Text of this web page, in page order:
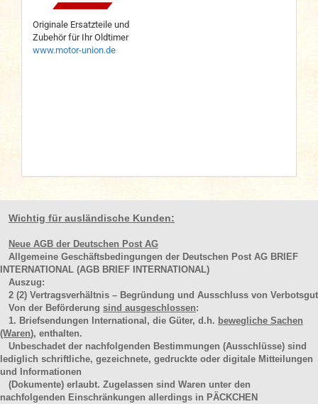
Originale Ersatzteile und
Zubehör für Ihr Oldtimer
www.motor-union.de
Wichtig für ausländische Kunden:
Neue AGB der Deutschen Post AG
Allgemeine Geschäftsbedingungen der Deutschen Post AG BRIEF
INTERNATIONAL (AGB BRIEF INTERNATIONAL)
Auszug:
2 (2) Vertragsverhältnis – Begründung und Ausschluss von Verbotsgut
Von der Beförderung sind ausgeschlossen:
1. Briefsendungen International, die Güter, d.h. bewegliche Sachen
(Waren), enthalten.
Unbeschadet der nachfolgenden Bestimmungen (Ausschlüsse) sind
lediglich schriftliche, gezeichnete, gedruckte oder digitale Mitteilungen
und Informationen
(Dokumente) erlaubt. Zugelassen sind Waren unter den
nachfolgenden Einschränkungen allerdings in PÄCKCHEN